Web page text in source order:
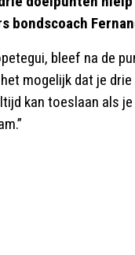
bondscoach
bleef na de
mogelijk dat je
kan toeslaan als